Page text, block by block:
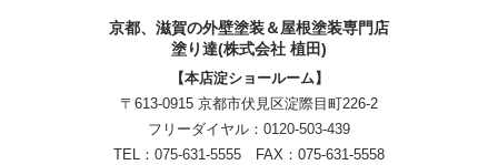
京都、滋賀の外壁塗装＆屋根塗装専門店
塗り達(株式会社 植田)
【本店淀ショールーム】
〒613-0915 京都市伏見区淀際目町226-2
フリーダイヤル： 0120-503-439
TEL： 075-631-5555 FAX：075-631-5558